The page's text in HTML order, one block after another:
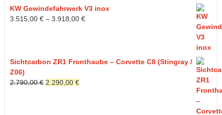
KW Gewindefahrwerk V3 inox
3.515,00 €– 3.918,00 €
Sichtcarbon ZR1 Fronthaube – Corvette C8 (Stingray /
Z06)
2.790,00€ Ursprünglicher
2.290,00 €Aktueller